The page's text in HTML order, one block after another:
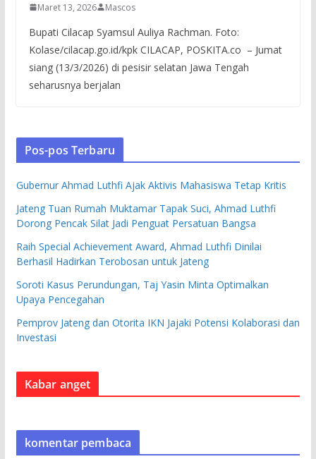
Maret 13, 2026 Mascos
Bupati Cilacap Syamsul Auliya Rachman. Foto:
Kolase/cilacap.go.id/kpk CILACAP, POSKITA.co – Jumat
siang (13/3/2026) di pesisir selatan Jawa Tengah
seharusnya berjalan
Pos-pos Terbaru
Gubernur Ahmad Luthfi Ajak Aktivis Mahasiswa Tetap Kritis
Jateng Tuan Rumah Muktamar Tapak Suci, Ahmad Luthfi
Dorong Pencak Silat Jadi Penguat Persatuan Bangsa
Raih Special Achievement Award, Ahmad Luthfi Dinilai
Berhasil Hadirkan Terobosan untuk Jateng
Soroti Kasus Perundungan, Taj Yasin Minta Optimalkan
Upaya Pencegahan
Pemprov Jateng dan Otorita IKN Jajaki Potensi Kolaborasi dan
Investasi
Kabar anget
komentar pembaca